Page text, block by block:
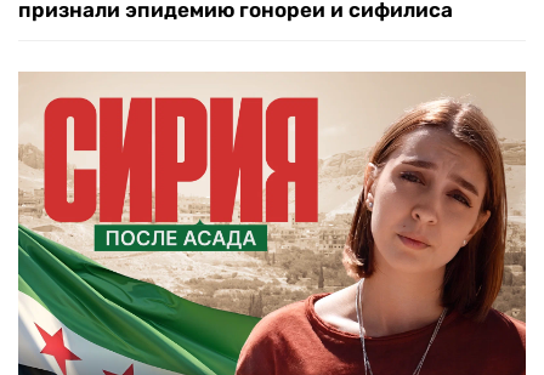
признали эпидемию гонореи и сифилиса